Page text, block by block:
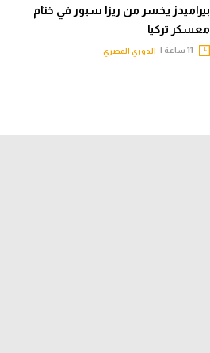
بيراميدز يخسر من ريزا سبور في ختام
معسكر تركيا
الدوري المصري